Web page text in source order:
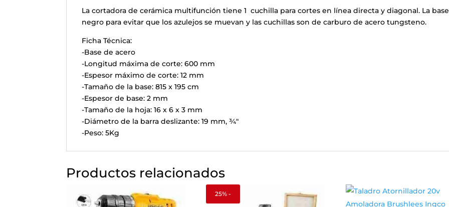
La cortadora de cerámica multifunción tiene 1 cuchilla para cortes en línea directa y diagonal. La
negro para evitar que los azulejos se muevan y las cuchillas son de carburo de acero tungsteno.
Ficha Técnica:
-Base de acero
-Longitud máxima de corte: 600 mm
-Espesor máximo de corte: 12 mm
-Tamaño de la base: 815 x 195 cm
-Espesor de base: 2 mm
-Tamaño de la hoja: 16 x 6 x 3 mm
-Diámetro de la barra deslizante: 19 mm, ¾"
-Peso: 5Kg
Productos relacionados
25% -